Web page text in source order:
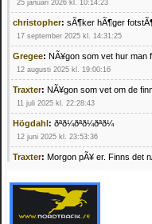
25 januari 2026 kl. 10:14:23
christopher: sÃ¶ker hÃ¶ger
17 september 2025 kl. 14:31:25
Gregee: NÃ¥gon som vet hur man
12 augusti 2025 kl. 19:00:16
Traxter: NÃ¥gon som vet om de
11 juli 2025 kl. 22:28:43
Högdahl: ðªð¼ðªð¼ðªð¼
12 juni 2025 kl. 23:53:36
Traxter: Morgon pÃ¥ er. Finns det
Mrhandsome:SÃ¶ker defekta/
pÃ¥ 0709955029 eller
mvh Hugo